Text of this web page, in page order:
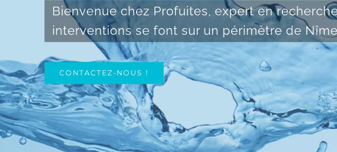
Bienvenue chez Profuites, expert en
interventions se font sur un périmètre de
CONTACTEZ-NOUS !